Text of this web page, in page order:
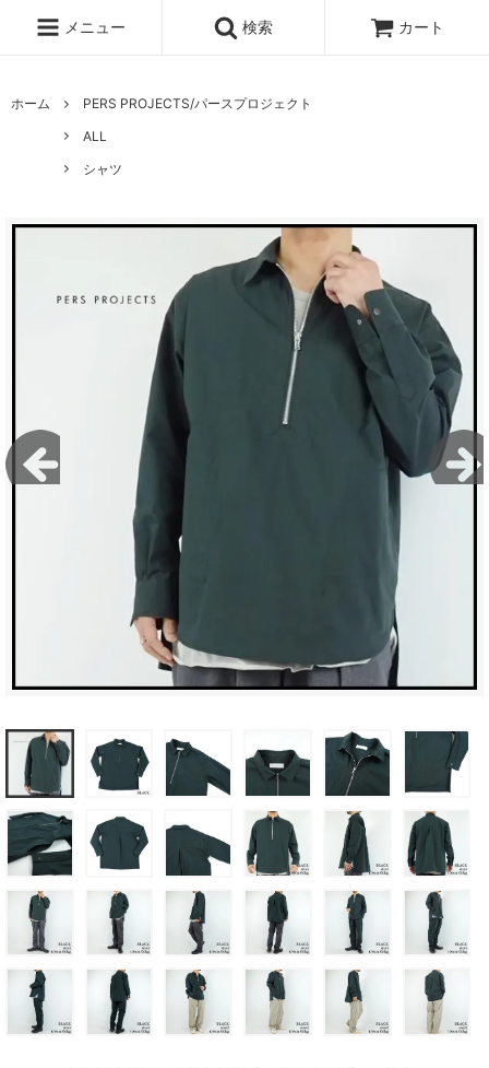
メニュー 検索 カート
ホーム
PERS PROJECTS/パースプロジェクト
ALL
シャツ